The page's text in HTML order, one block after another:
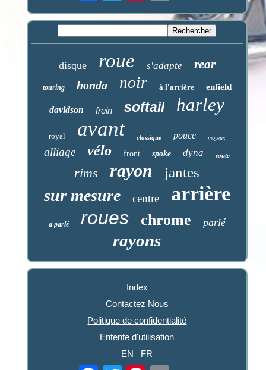
disque roue s'adapte rear
touring honda noir à l'arrière enfield
davidson frein softail harley
royal avant classique pouce moyeux
alliage vélo front spoke dyna route
rims rayon jantes
sur mesure centre arrière
a parlé roues chrome parlé
rayons
Index
Contactez Nous
Politique de confidentialité
Entente d'utilisation
EN
FR